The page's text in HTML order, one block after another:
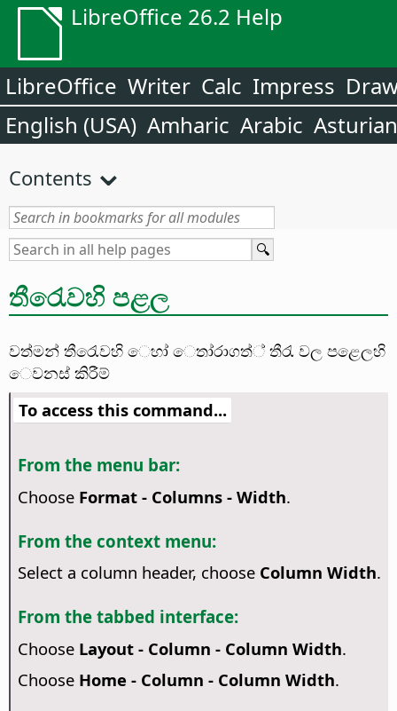
LibreOffice 26.2 Help
LibreOffice Writer Calc Impress
English (USA) Amharic Arabic Asturian
Contents
තීරැෙවහි පළල
වත්මන් තීරැෙවහි ෙහා් ෙතා්රාගත්් තීරැ වල පළෙලහි
ෙවනස් කිරීම්
To access this command...
From the menu bar:
Choose Format - Columns - Width.
From the context menu:
Select a column header, choose Column Width.
From the tabbed interface:
Choose Layout - Column - Column Width.
Choose Home - Column - Column Width.